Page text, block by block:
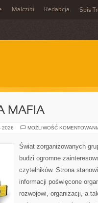
Malcziki Redakcja Spis
MAFIA
2026 MOŻLIWOŚĆ
Świat zorganizowanych
budzi ogromne
czytelników. Strona
informacji poświęcone
rozwojowi, organizacji, a